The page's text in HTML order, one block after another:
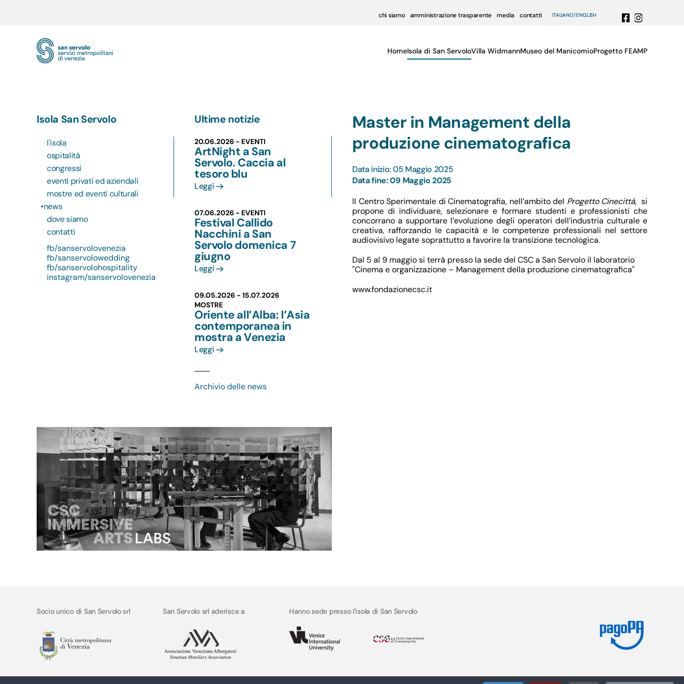
chi siamo amministrazione trasparente media contatti ITALIANO ENGLISH
HomeIsola di San ServoloVilla WidmannMuseo del ManicomioProgetto FEAMP
Isola San Servolo
l'isola
ospitalità
congressi
eventi privati ed aziendali
mostre ed eventi culturali
news
dove siamo
contatti
fb/sanservolovenezia
fb/sanservolowedding
fb/sanservolohospitality
instagram/sanservolovenezia
Ultime notizie
20.06.2026 - EVENTI
ArtNight a San
Servolo. Caccia al
tesoro blu
Leggi
07.06.2026 - EVENTI
Festival Callido
Nacchini a San
Servolo domenica 7
giugno
Leggi
09.05.2026 - 15.07.2026
MOSTRE
Oriente all’Alba: l’Asia
contemporanea in
mostra a Venezia
Leggi
Archivio delle news
Master in Management della
produzione cinematografica
Data inizio: 05 Maggio 2025
Data fine: 09 Maggio 2025
Il Centro Sperimentale di Cinematografia, nell’ambito del Progetto Cinecittà, si
propone di individuare, selezionare e formare studenti e professionisti che
concorrano a supportare l’evoluzione degli operatori dell’industria culturale e
creativa, rafforzando le capacità e le competenze professionali nel settore
audiovisivo legate soprattutto a favorire la transizione tecnologica.
Dal 5 al 9 maggio si terrà presso la sede del CSC a San Servolo il laboratorio
"Cinema e organizzazione – Management della produzione cinematografica"
www.fondazionecsc.it
Socio unico di San Servolo srl San Servolo srl aderisce a Hanno sede presso l’isola di San Servolo